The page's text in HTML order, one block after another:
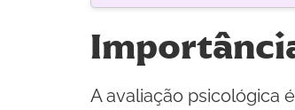
A avaliação psicológica